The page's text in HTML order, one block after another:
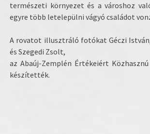
természeti környezet és a városhoz
egyre több letelepülni vágyó családot
A rovatot illusztráló fotókat Géczi
és Szegedi Zsolt,
az Abaúj-Zemplén Értékeiért
készítették.